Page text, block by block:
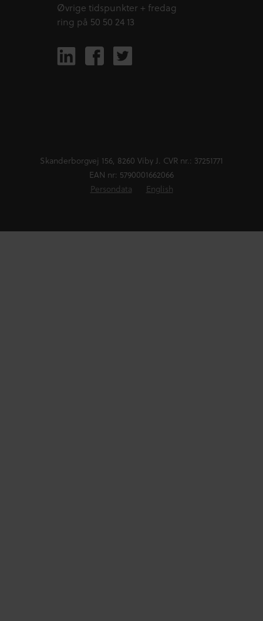
Øvrige tidspunkter + fredag
ring på 50 50 24 13
Skanderborgvej 156, 8260 Viby J. CVR nr.: 37251771
EAN nr: 5790001662066
Persondata
English